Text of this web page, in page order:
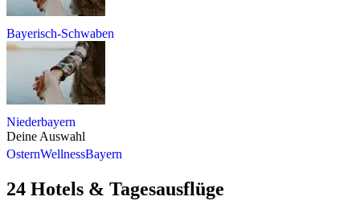
Bayerisch-Schwaben
Niederbayern
Deine Auswahl
OsternWellnessBayern
24 Hotels & Tagesausflüge